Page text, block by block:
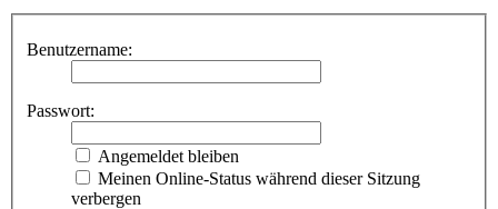
Benutzername:
Passwort:
Angemeldet bleiben
Meinen Online-Status während dieser Sitzung
verbergen